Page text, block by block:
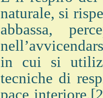
naturale, si
abbassa,
in cui si
tecniche di
pace